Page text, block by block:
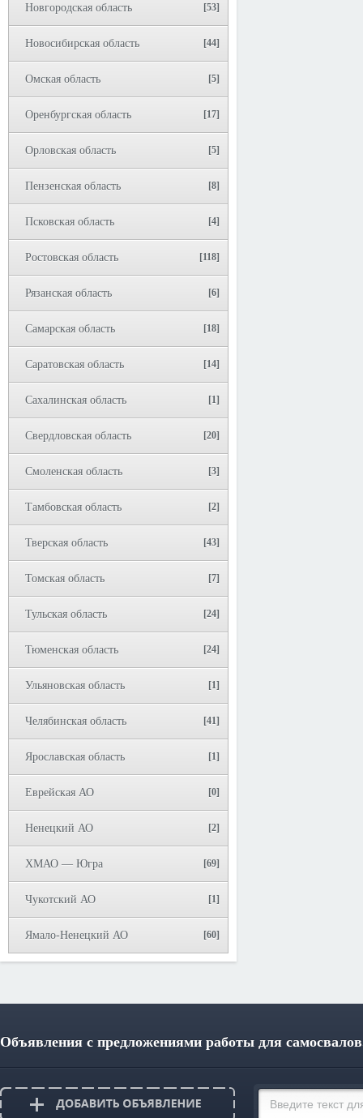
Новгородская область [53]
Новосибирская область [44]
Омская область [5]
Оренбургская область [17]
Орловская область [5]
Пензенская область [8]
Псковская область [4]
Ростовская область [118]
Рязанская область [6]
Самарская область [18]
Саратовская область [14]
Сахалинская область [1]
Свердловская область [20]
Смоленская область [3]
Тамбовская область [2]
Тверская область [43]
Томская область [7]
Тульская область [24]
Тюменская область [24]
Ульяновская область [1]
Челябинская область [41]
Ярославская область [1]
Еврейская АО [0]
Ненецкий АО [2]
ХМАО — Югра [69]
Чукотский АО [1]
Ямало-Ненецкий АО [60]
Объявления с предложениями работы для